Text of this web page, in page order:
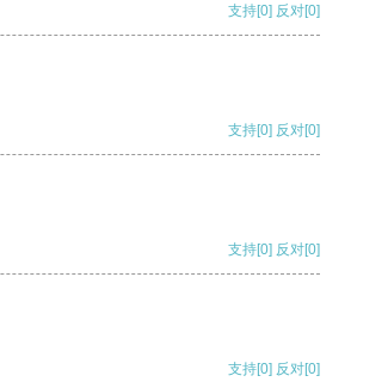
支持[0] 反对[0]
支持[0] 反对[0]
支持[0] 反对[0]
支持[0] 反对[0]